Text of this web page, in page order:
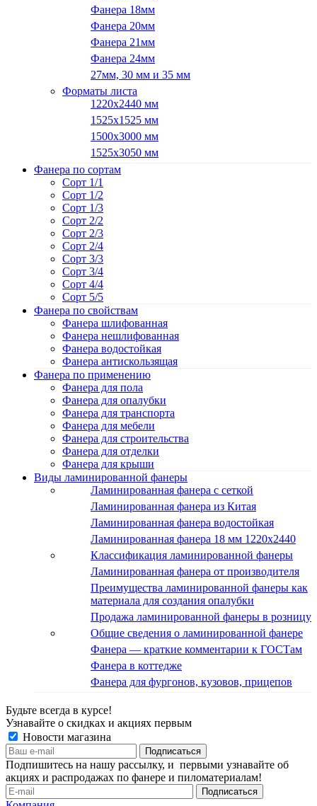
Фанера 18мм
Фанера 20мм
Фанера 21мм
Фанера 24мм
27мм, 30 мм и 35 мм
Форматы листа
1220х2440 мм
1525х1525 мм
1500х3000 мм
1525х3050 мм
Фанера по сортам
Сорт 1/1
Сорт 1/2
Сорт 1/3
Сорт 2/2
Сорт 2/3
Сорт 2/4
Сорт 3/3
Сорт 3/4
Сорт 4/4
Сорт 5/5
Фанера по свойствам
Фанера шлифованная
Фанера нешлифованная
Фанера водостойкая
Фанера антискользящая
Фанера по применению
Фанера для пола
Фанера для опалубки
Фанера для транспорта
Фанера для мебели
Фанера для строительства
Фанера для отделки
Фанера для крыши
Виды ламинированной фанеры
Ламинированная фанера с сеткой
Ламинированная фанера из Китая
Ламинированная фанера водостойкая
Ламинированная фанера 18 мм 1220x2440
Классификация ламинированной фанеры
Ламинированная фанера от производителя
Преимущества ламинированной фанеры как
материала для создания опалубки
Продажа ламинированной фанеры в розницу
Общие сведения о ламинированной фанере
Фанера — краткие комментарии к ГОСТам
Фанера в коттедже
Фанера для фургонов, кузовов, прицепов
Будьте всегда в курсе!
Узнавайте о скидках и акциях первым
Новости магазина
Подпишитесь на нашу рассылку, и первыми узнавайте об
акциях и распродажах по фанере и пиломатериалам!